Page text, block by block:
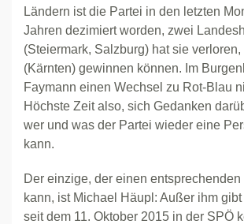
Ländern ist die Partei in den letzten
Jahren dezimiert worden, zwei
(Steiermark, Salzburg) hat sie verloren,
(Kärnten) gewinnen können. Im
Faymann einen Wechsel zu Rot-Blau
Höchste Zeit also, sich Gedanken
wer und was der Partei wieder eine
kann.
Der einzige, der einen
kann, ist Michael Häupl: Außer ihm
seit dem 11. Oktober 2015 in der SPÖ